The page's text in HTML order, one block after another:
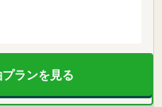
ランを見る